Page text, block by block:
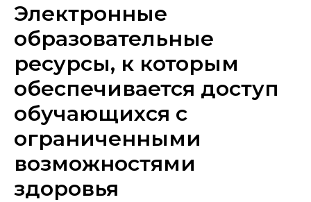
Электронные
образовательные
ресурсы, к которым
обеспечивается доступ
обучающихся с
ограниченными
возможностями
здоровья